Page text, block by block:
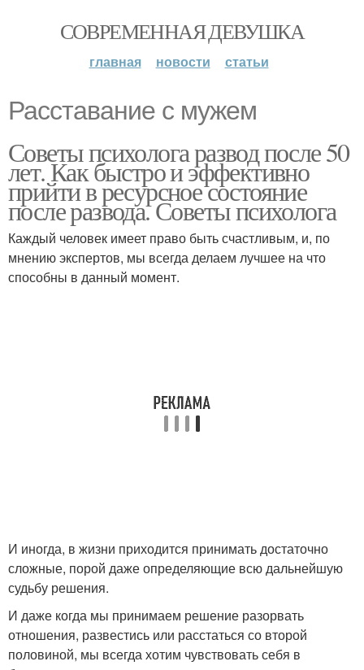
СОВРЕМЕННАЯ ДЕВУШКА
главная новости статьи
Расставание с мужем
Советы психолога развод после 50
лет. Как быстро и эффективно
прийти в ресурсное состояние
после развода. Советы психолога
Каждый человек имеет право быть счастливым, и, по
мнению экспертов, мы всегда делаем лучшее на что
способны в данный момент.
И иногда, в жизни приходится принимать достаточно
сложные, порой даже определяющие всю дальнейшую
судьбу решения.
И даже когда мы принимаем решение разорвать
отношения, развестись или расстаться со второй
половиной, мы всегда хотим чувствовать себя в